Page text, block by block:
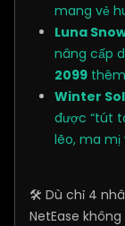
mang vẻ
Luna
nâng cấp
2099
Winter
được “tút
lẽo, ma mị
🛠️ Dù chỉ 4
NetEase